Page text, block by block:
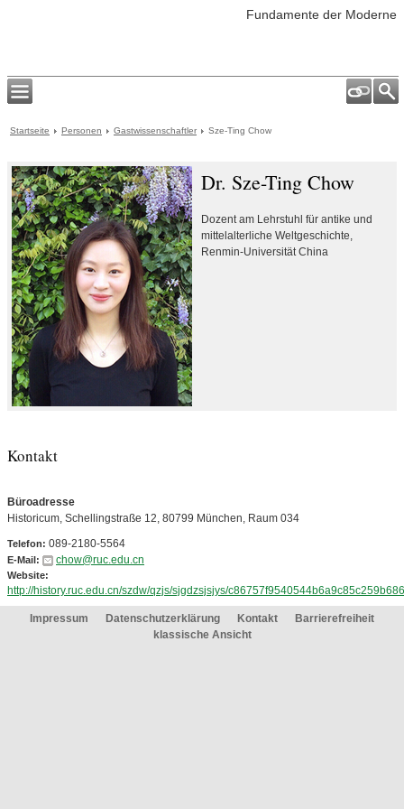
Fundamente der Moderne
Startseite Personen Gastwissenschaftler Sze-Ting Chow
Dr. Sze-Ting Chow
Dozent am Lehrstuhl für antike und
mittelalterliche Weltgeschichte,
Renmin-Universität China
Kontakt
Büroadresse
Historicum, Schellingstraße 12, 80799 München, Raum 034
Telefon: 089-2180-5564
E-Mail: chow@ruc.edu.cn
Website:
http://history.ruc.edu.cn/szdw/qzjs/sjgdzsjsjys/
Impressum Datenschutzerklärung Kontakt
Barrierefreiheit
klassische Ansicht